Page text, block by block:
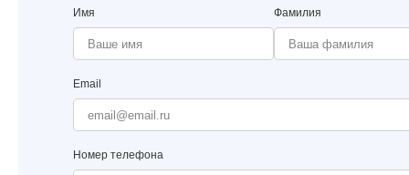
Имя Фамилия
Email
Номер телефона